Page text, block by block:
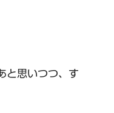
と思いつつ、す